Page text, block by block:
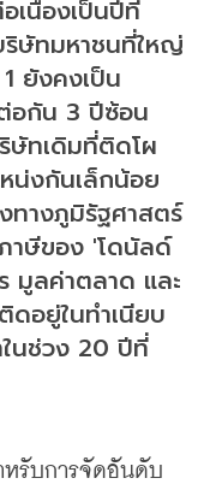
เนื่องเป็นปีที่
ษัทมหาชนที่ใหญ่
ยังคงเป็น
อกัน 3 ปีซ้อน
ทเดิมที่ติดโผ
น่งกันเล็กน้อย
ทางภูมิรัฐศาสตร์
าษีของ 'โดนัลด์
มูลค่าตลาด และ
อยู่ในทำเนียบ
นช่วง 20 ปีที่
รับการจัดอันดับ